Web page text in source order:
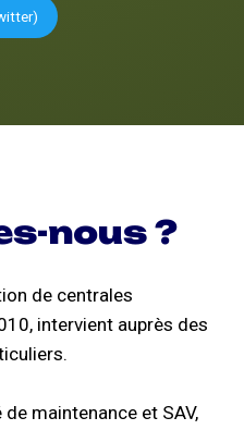
nous ?
de centrales
intervient auprès des
maintenance et SAV,